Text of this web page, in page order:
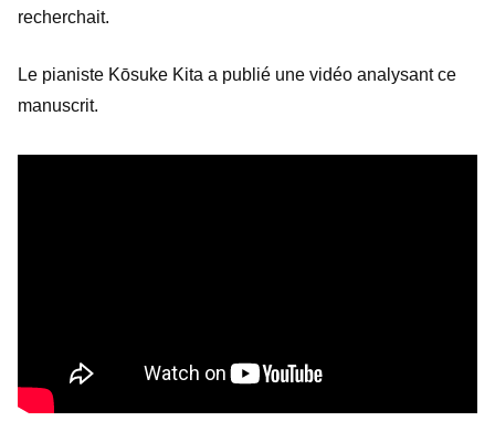
recherchait.
Le pianiste Kōsuke Kita a publié une vidéo analysant ce
manuscrit.